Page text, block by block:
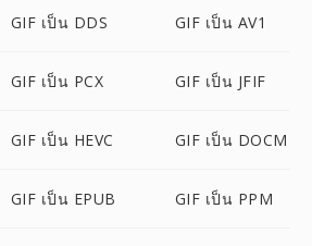
GIF เป็น DDS GIF เป็น AV1
GIF เป็น PCX GIF เป็น JFIF
GIF เป็น HEVC GIF เป็น DOCM
GIF เป็น EPUB GIF เป็น PPM